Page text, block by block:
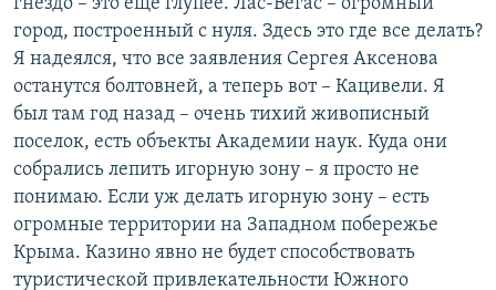
гнездо – это еще глупее. Лас-Вегас – огромный
город, построенный с нуля. Здесь это где все делать?
Я надеялся, что все заявления Сергея Аксенова
останутся болтовней, а теперь вот – Кацивели. Я
был там год назад – очень тихий живописный
поселок, есть объекты Академии наук. Куда они
собрались лепить игорную зону – я просто не
понимаю. Если уж делать игорную зону – есть
огромные территории на Западном побережье
Крыма. Казино явно не будет способствовать
туристической привлекательности Южного